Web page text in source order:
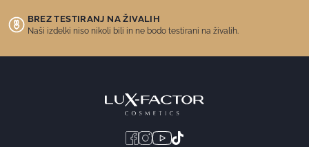
BREZ TESTIRANJ NA ŽIVALIH
Naši izdelki niso nikoli bili in ne bodo testirani na živalih.